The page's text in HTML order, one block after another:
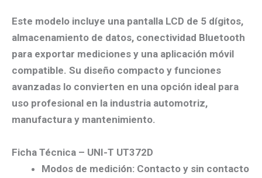
Este modelo incluye una pantalla LCD de 5 dígitos,
almacenamiento de datos, conectividad Bluetooth
para exportar mediciones y una aplicación móvil
compatible. Su diseño compacto y funciones
avanzadas lo convierten en una opción ideal para
uso profesional en la industria automotriz,
manufactura y mantenimiento.
Ficha Técnica – UNI-T UT372D
Modos de medición: Contacto y sin contacto